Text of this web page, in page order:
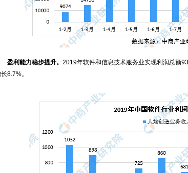
盈利能力稳步提升。 2019年软件和信息技术服务业实现利润总额
8.7%。